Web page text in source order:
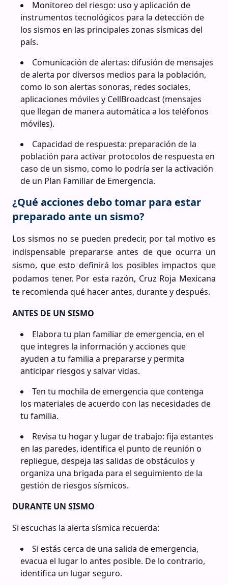
Monitoreo del riesgo: uso y aplicación de
instrumentos tecnológicos para la detección de
los sismos en las principales zonas sísmicas del
país.
Comunicación de alertas: difusión de mensajes
de alerta por diversos medios para la población,
como lo son alertas sonoras, redes sociales,
aplicaciones móviles y CellBroadcast (mensajes
que llegan de manera automática a los teléfonos
móviles).
Capacidad de respuesta: preparación de la
población para activar protocolos de respuesta en
caso de un sismo, como lo podría ser la activación
de un Plan Familiar de Emergencia.
¿Qué acciones debo tomar para estar
preparado ante un sismo?
Los sismos no se pueden predecir, por tal motivo es
indispensable prepararse antes de que ocurra un
sismo, que esto definirá los posibles impactos que
podamos tener. Por esta razón, Cruz Roja Mexicana
te recomienda qué hacer antes, durante y después.
ANTES DE UN SISMO
Elabora tu plan familiar de emergencia, en el
que integres la información y acciones que
ayuden a tu familia a prepararse y permita
anticipar riesgos y salvar vidas.
Ten tu mochila de emergencia que contenga
los materiales de acuerdo con las necesidades de
tu familia.
Revisa tu hogar y lugar de trabajo: fija estantes
en las paredes, identifica el punto de reunión o
repliegue, despeja las salidas de obstáculos y
organiza una brigada para el seguimiento de la
gestión de riesgos sísmicos.
DURANTE UN SISMO
Si escuchas la alerta sísmica recuerda:
Si estás cerca de una salida de emergencia,
evacua el lugar lo antes posible. De lo contrario,
identifica un lugar seguro.